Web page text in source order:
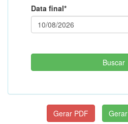
Data final*